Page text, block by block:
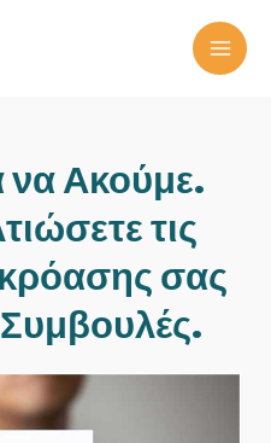
να Ακούμε.
τις
σας